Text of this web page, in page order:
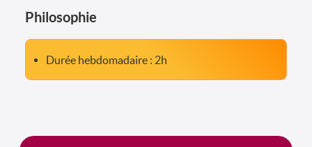
Philosophie
Durée hebdomadaire : 2h